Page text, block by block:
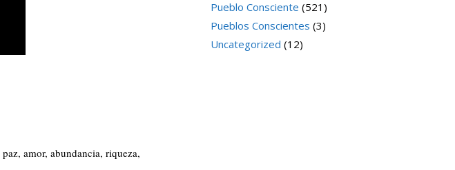
amor, abundancia, riqueza,
Pueblo Consciente (521)
Pueblos Conscientes (3)
Uncategorized (12)